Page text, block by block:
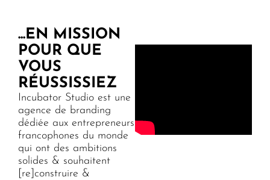
...EN MISSION
POUR QUE
VOUS
RÉUSSISSIEZ
Incubator Studio est une
agence de branding
dédiée aux entrepreneurs
francophones du monde
qui ont des ambitions
solides & souhaitent
[re]construire &